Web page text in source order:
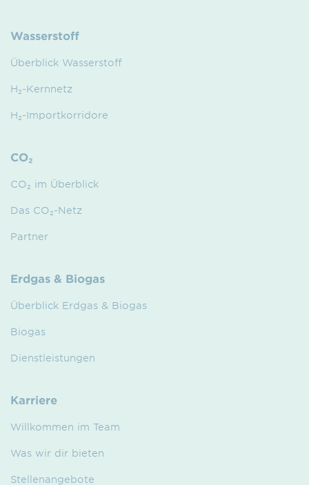
Wasserstoff
Überblick Wasserstoff
H₂-Kernnetz
H₂-Importkorridore
CO₂
CO₂ im Überblick
Das CO₂-Netz
Partner
Erdgas & Biogas
Überblick Erdgas & Biogas
Biogas
Dienstleistungen
Karriere
Willkommen im Team
Was wir dir bieten
Stellenangebote